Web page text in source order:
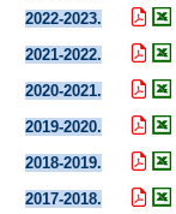
2022-2023.
2021-2022.
2020-2021.
2019-2020.
2018-2019.
2017-2018.